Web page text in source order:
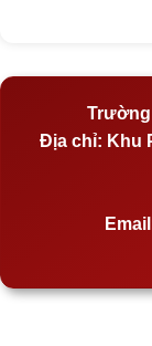
Trường
Địa chỉ: Khu